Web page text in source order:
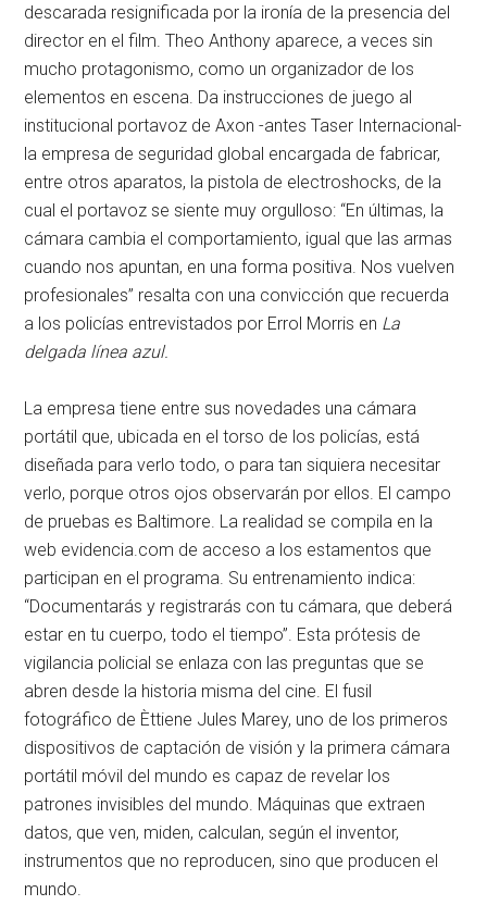
descarada resignificada por la ironía de la presencia del
director en el film. Theo Anthony aparece, a veces sin
mucho protagonismo, como un organizador de los
elementos en escena. Da instrucciones de juego al
institucional portavoz de Axon -antes Taser Internacional-
la empresa de seguridad global encargada de fabricar,
entre otros aparatos, la pistola de electroshocks, de la
cual el portavoz se siente muy orgulloso: “En últimas, la
cámara cambia el comportamiento, igual que las armas
cuando nos apuntan, en una forma positiva. Nos vuelven
profesionales” resalta con una convicción que recuerda
a los policías entrevistados por Errol Morris en La
delgada línea azul.
La empresa tiene entre sus novedades una cámara
portátil que, ubicada en el torso de los policías, está
diseñada para verlo todo, o para tan siquiera necesitar
verlo, porque otros ojos observarán por ellos. El campo
de pruebas es Baltimore. La realidad se compila en la
web evidencia.com de acceso a los estamentos que
participan en el programa. Su entrenamiento indica:
“Documentarás y registrarás con tu cámara, que deberá
estar en tu cuerpo, todo el tiempo”. Esta prótesis de
vigilancia policial se enlaza con las preguntas que se
abren desde la historia misma del cine. El fusil
fotográfico de Èttiene Jules Marey, uno de los primeros
dispositivos de captación de visión y la primera cámara
portátil móvil del mundo es capaz de revelar los
patrones invisibles del mundo. Máquinas que extraen
datos, que ven, miden, calculan, según el inventor,
instrumentos que no reproducen, sino que producen el
mundo.